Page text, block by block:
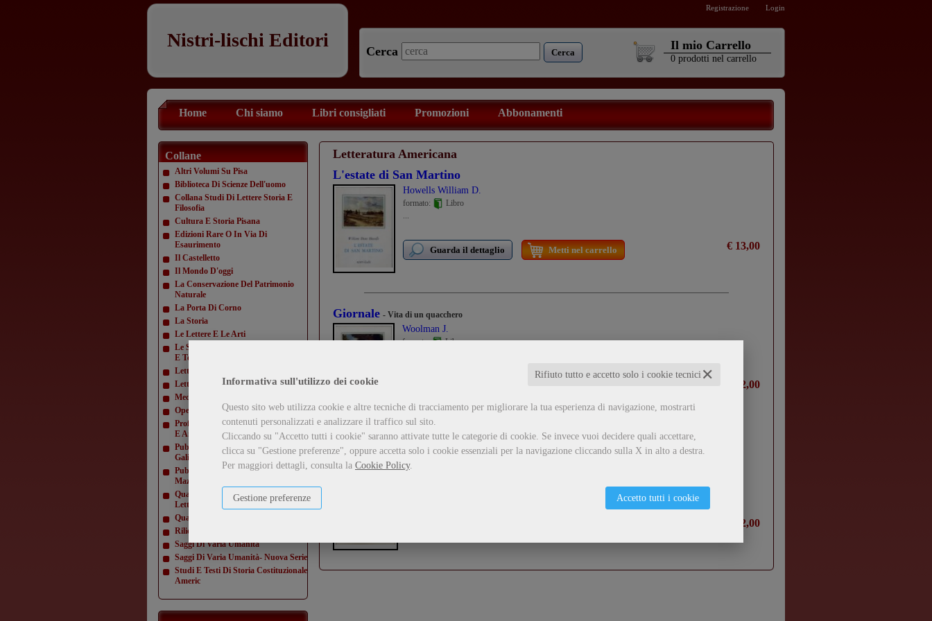
Informativa sull'utilizzo dei cookie ✕
Rifiuto tutto e accetto solo i cookie tecnici
Questo sito web utilizza cookie e altre tecniche di tracciamento per migliorare la tua esperienza di navigazione, mostrarti
contenuti personalizzati e analizzare il traffico sul sito.
Cliccando su "Accetto tutti i cookie" saranno attivate tutte le categorie di cookie. Se invece vuoi decidere quali accettare,
clicca su "Gestione preferenze", oppure accetta solo i cookie essenziali per la navigazione cliccando sulla X in alto a destra.
Per maggiori dettagli, consulta la Cookie Policy.
Accetto tutti i cookie
Gestione preferenze
Registrazione Login
Nistri-lischi Editori
Cerca Cerca
Il mio Carrello
0 prodotti nel carrello
Home Chi siamo Libri consigliati Promozioni Abbonamenti
Collane
Altri Volumi Su Pisa
Biblioteca Di Scienze Dell'uomo
Collana Studi Di Lettere Storia E
Filosofia
Cultura E Storia Pisana
Edizioni Rare O In Via Di
Esaurimento
Il Castelletto
Il Mondo D'oggi
La Conservazione Del Patrimonio
Naturale
La Porta Di Corno
La Storia
Le Lettere E Le Arti
Le Scienze E La Diffusione Scientifica
E Tecn
Letteratura Americana
Letture Varie
Mediamorfosi
Opere Di Giacomo Matteotti
Profili E Studi Di Letteratura Inglese
E Amer
Pubblicazioni Della Domus
Galilaeana
Pubblicazioni Della Domus
Mazziniana
Quaderni Dell'Istituto Di Lingua E
Letteratur
Quaderni Della Direzione
Rilievi Di Monumenti
Saggi Di Varia Umanità
Saggi Di Varia Umanità- Nuova Serie
Studi E Testi Di Storia Costituzionale
Americ
Letteratura Americana
L'estate di San Martino
Howells William D.
formato:
Libro
...
€ 13,00
Guarda il dettaglio Metti nel carrello
Giornale - Vita di un quacchero
Woolman J.
formato:
Libro
€ 12,00
Democrazia
Adams Henry
€ 12,00